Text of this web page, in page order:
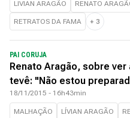
LIVIAN ARAGÃO RENATO
RETRATOS DA FAMA + 3
PAI CORUJA
Renato Aragão, sobre ver
tevê: "Não estou
18/11/2015 - 16h43min
MALHAÇÃO LÍVIAN ARAGÃO